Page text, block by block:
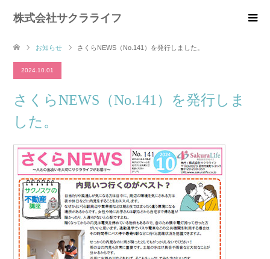
株式会社サクラライフ
お知らせ さくらNEWS（No.141）を発行しました。
2024.10.01
さくらNEWS（No.141）を発行しま
した。